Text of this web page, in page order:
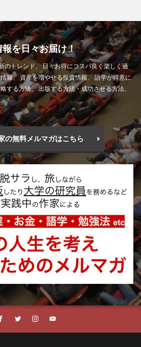
を日々お届け！
のトレンド、 日々お得にコスパ良く楽しく過
報、 資産を増やせる投資情報、 語学が得意に
する方法、 出版する方法・成功させる方法、
の無料メルマガはこちら